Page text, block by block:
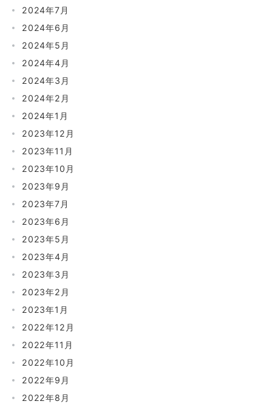
2024年7月
2024年6月
2024年5月
2024年4月
2024年3月
2024年2月
2024年1月
2023年12月
2023年11月
2023年10月
2023年9月
2023年7月
2023年6月
2023年5月
2023年4月
2023年3月
2023年2月
2023年1月
2022年12月
2022年11月
2022年10月
2022年9月
2022年8月